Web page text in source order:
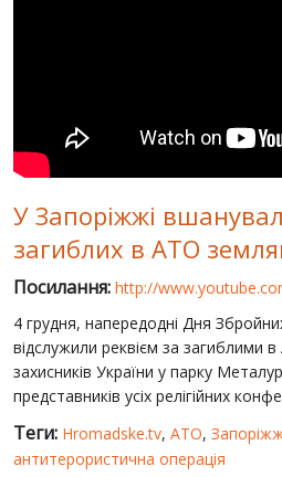
ПУБЛІЧНІ ЛЮДИ
РОСІЙСЬКО-УКРАЇНСЬКА ВІЙНА
"WINTER ON FIRE"
ХРОНОЛОГІЯ ЄВРОМАЙДАНУ
У Запоріжжі
загиблих в АТО
Посилання: http://
4 грудня, напередодні Дня
відслужили реквієм за загиблими в
захисників України у парку
представників усіх релігійних
Теги: Hromadske.tv, АТО,
антитерористична операція